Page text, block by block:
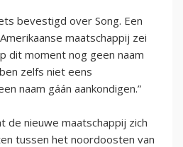
bevestigd over Song. Een
maatschappij zei
dit moment nog geen naam
zelfs niet eens
naam gáán aankondigen.”
de nieuwe maatschappij zich
tussen het noordoosten van